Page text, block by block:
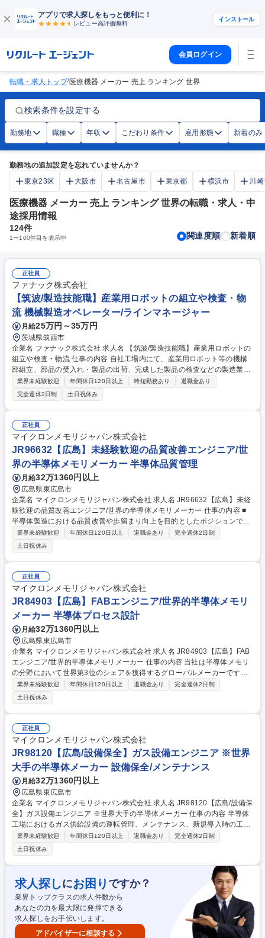
アプリで求人探しをもっと便利に！
レビュー高評価無料
インストール
会員ログイン
転職・求人トップ/医療機器 メーカー 売上 ランキング 世界
検索条件を設定する
勤務地 職種 年収 こだわり条件 雇用形態 新着のみ
勤務地の追加設定を忘れていませんか？
東京23区
大阪市 名古屋市 東京都 横浜市 川
医療機器 メーカー 売上 ランキング 世界の転職・求人・中
途採用情報
124件
1〜100件目を表示中 関連度順 新着順
正社員
ファナック株式会社
【筑波/製造技能職】産業用ロボットの組立や検査・物
流 機械製造オペレーター/ラインマネージャー
月給25万円～35万円
茨城県筑西市
企業名 ファナック株式会社 求人名 【筑波/製造技能職】産業用ロボットの
組立や検査・物流 仕事の内容 自社工場内にて、産業用ロボット等の機構
部組立、部品の受入れ・製品の出荷、完成した製品の検査などの製造業務
全般をお任せします。ご経験や希望を考慮して配属先を決定します。 【業
務詳細】自動車、IT機器、医療などあらゆる部品加工に使われる工作機械
の製造を担います。入社後は基礎教育を実施し、徐々に業務知識を習得し
ていただきます。配属先は【1】部品の受入れや製品の出荷【2】工作機械
の組立【3】工作機械の検査のいずれかのポジションにて業務を担ってい
ただく予定です。※重量物を取扱う場合がございます。※自社製品を自社
内で組み立てることが中心となるため、基本は工場内勤務です。 募集職種
【筑波/製造技能職】産業用ロボットの組立や検査・物流
業界未経験歓迎 年間休日120日以上 時短勤務あり
退職金あり
完全週休2日制
土日祝休み
正社員
マイクロンメモリジャパン株式会社
JR96632【広島】未経験歓迎の品質改善エンジニア/世
界の半導体メモリメーカー 半導体品質管理
月給32万1360円以上
広島県東広島市
企業名 マイクロンメモリジャパン株式会社 求人名 JR96632【広島】未経
験歓迎の品質改善エンジニア/世界の半導体メモリメーカー 仕事の内容 ■
半導体製造における品質改善や歩留まり向上を目的としたポジションで
す。製造ラインで発生する不良や異常をデータで分析し、原因の特定と改
善策の提案・実行をチームで協力しながら進めます。 【詳細】■製造工程
の不良・異常データの分析と原因特定 ■製造現場と連携した再発防止策の
実施 ■新しい工程や改善策の導入および評価 ■不良の傾向や改善結果に関
する報告書の作成 ■グローバル拠点との情報共有やベストプラクティスの
展開 【魅力】未経験からデータ分析や問題解決の専門知識を習得可能。技
術論文の執筆やグローバルプロジェクトへの参加機会もあり、一生物のキ
ャリアを築けます。 募集職種 JR96632【広島】未経験歓迎の品質改善エ
ンジニア/世界の半導体メモリメーカー
業界未経験歓迎 年間休日120日以上 退職金あり
完全週休2日制
土日祝休み
正社員
マイクロンメモリジャパン株式会社
JR84903【広島】FABエンジニア/世界的半導体メモリ
メーカー 半導体プロセス設計
月給32万1360円以上
広島県東広島市
企業名 マイクロンメモリジャパン株式会社 求人名 JR84903【広島】FAB
エンジニア/世界的半導体メモリメーカー 仕事の内容 当社は半導体メモリ
の分野において世界第3位のシェアを獲得するグローバルメーカーです。
今回は、そんな当社のFABエンジニアとして、下記の業務をお任せ致しま
す。 【詳細】■生産能力分析と対策立案・実行 ■プロセス能力向上と生産
コスト削減 ■MOR/POR分析によるP2Pギャップ解消 ■各種半導体装置の
プロセスパラメータ設定 ■新規装置/材料の評価・導入・計画立案 ■異常分
析と改善活動 募集職種 JR84903【広島】FABエンジニア/世界的半導体メ
モリメーカー
業界未経験歓迎 年間休日120日以上 退職金あり
完全週休2日制
土日祝休み
正社員
マイクロンメモリジャパン株式会社
JR98120【広島/設備保全】ガス設備エンジニア ※世界
大手の半導体メーカー 設備保全/メンテナンス
月給32万1360円以上
広島県東広島市
企業名 マイクロンメモリジャパン株式会社 求人名 JR98120【広島/設備保
全】ガス設備エンジニア ※世界大手の半導体メーカー 仕事の内容 半導体
工場におけるガス供給設備の運転管理、メンテナンス、新規導入時の工事
管理を担います。他部門や外部業者と連携し、24時間365日稼働する生産
ラインへガスを安全・安定的に供給する重要職務です。 【詳細】(1)ガス
供給設備の運転管理、性能維持、トラブル対応 (2)安全性やコスト削減に
向けた供給システムの改善活動 (3)新規ガス・設備導入時の技術検討、リ
スク評価、立ち上げサポート (4)設備仕様書や運転手順書などの技術文書
作成 (5)装置メーカーや工事会社、社内関係部門（生産・購買等）との調
整・連携を主導。トラブル発生時の原因分析と再発防止策の策定まで一気
通貫で携わります。 募集職種 JR98120【広島/設備保全】ガス設備エンジ
ニア ※世界大手の半導体メーカー
業界未経験歓迎 年間休日120日以上 退職金あり
完全週休2日制
土日祝休み
求人探しにお困り ですか？
業界トップクラスの求人件数から
あなたの力を最大限に発揮できる
求人探しをお手伝いします。
アドバイザーに相談する